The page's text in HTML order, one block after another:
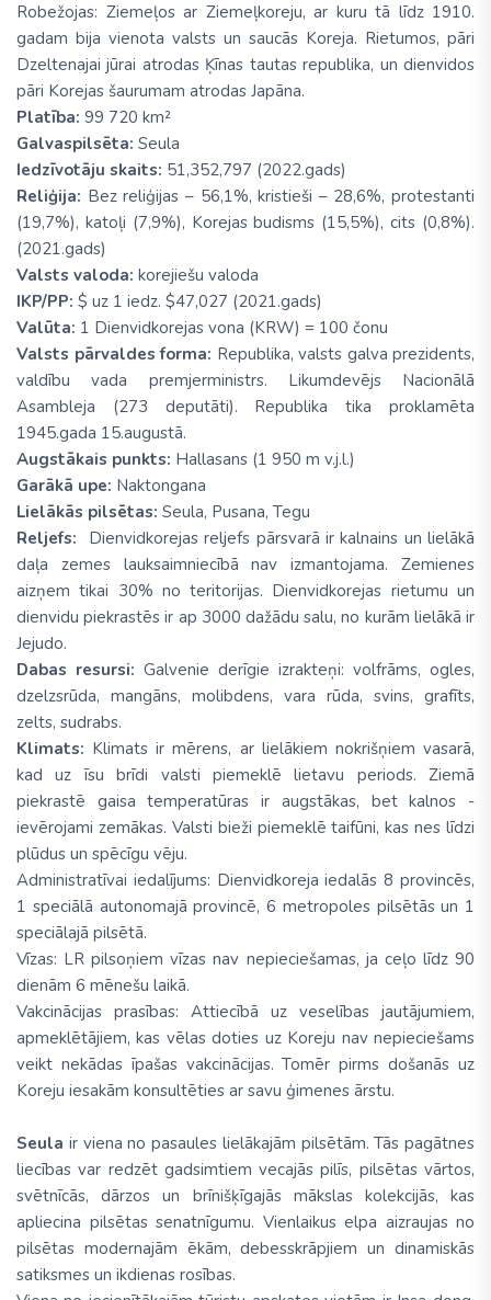
Robežojas: Ziemeļos ar Ziemeļkoreju, ar kuru tā līdz 1910.
gadam bija vienota valsts un saucās Koreja. Rietumos, pāri
Dzeltenajai jūrai atrodas Ķīnas tautas republika, un dienvidos
pāri Korejas šaurumam atrodas Japāna.
Platība: 99 720 km²
Galvaspilsēta: Seula
Iedzīvotāju skaits: 51,352,797 (2022.gads)
Reliģija: Bez reliģijas – 56,1%, kristieši – 28,6%, protestanti
(19,7%), katoļi (7,9%), Korejas budisms (15,5%), cits (0,8%).
(2021.gads)
Valsts valoda: korejiešu valoda
IKP/PP: $ uz 1 iedz. $47,027 (2021.gads)
Valūta: 1 Dienvidkorejas vona (KRW) = 100 čonu
Valsts pārvaldes forma: Republika, valsts galva prezidents,
valdību vada premjerministrs. Likumdevējs Nacionālā
Asambleja (273 deputāti). Republika tika proklamēta
1945.gada 15.augustā.
Augstākais punkts: Hallasans (1 950 m v.j.l.)
Garākā upe: Naktongana
Lielākās pilsētas: Seula, Pusana, Tegu
Reljefs:
Dienvidkorejas reljefs pārsvarā ir kalnains un lielākā
daļa zemes lauksaimniecībā nav izmantojama. Zemienes
aizņem tikai 30% no teritorijas. Dienvidkorejas rietumu un
dienvidu piekrastēs ir ap 3000 dažādu salu, no kurām lielākā ir
Jejudo.
Dabas resursi: Galvenie derīgie izrakteņi: volfrāms, ogles,
dzelzsrūda, mangāns, molibdens, vara rūda, svins, grafīts,
zelts, sudrabs.
Klimats: Klimats ir mērens, ar lielākiem nokrišņiem vasarā,
kad uz īsu brīdi valsti piemeklē lietavu periods. Ziemā
piekrastē gaisa temperatūras ir augstākas, bet kalnos -
ievērojami zemākas. Valsti bieži piemeklē taifūni, kas nes līdzi
plūdus un spēcīgu vēju.
Administratīvai iedalījums: Dienvidkoreja iedalās 8 provincēs,
1 speciālā autonomajā provincē, 6 metropoles pilsētās un 1
speciālajā pilsētā.
Vīzas: LR pilsoņiem vīzas nav nepieciešamas, ja ceļo līdz 90
dienām 6 mēnešu laikā.
Vakcinācijas prasības: Attiecībā uz veselības jautājumiem,
apmeklētājiem, kas vēlas doties uz Koreju nav nepieciešams
veikt nekādas īpašas vakcinācijas. Tomēr pirms došanās uz
Koreju iesakām konsultēties ar savu ģimenes ārstu.
Seula ir viena no pasaules lielākajām pilsētām. Tās pagātnes
liecības var redzēt gadsimtiem vecajās pilīs, pilsētas vārtos,
svētnīcās, dārzos un brīnišķīgajās mākslas kolekcijās, kas
apliecina pilsētas senatnīgumu. Vienlaikus elpa aizraujas no
pilsētas modernajām ēkām, debesskrāpjiem un dinamiskās
satiksmes un ikdienas rosības.